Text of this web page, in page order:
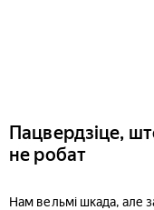
Пацвердзіце,
не робат
Нам вельмі шкада, але